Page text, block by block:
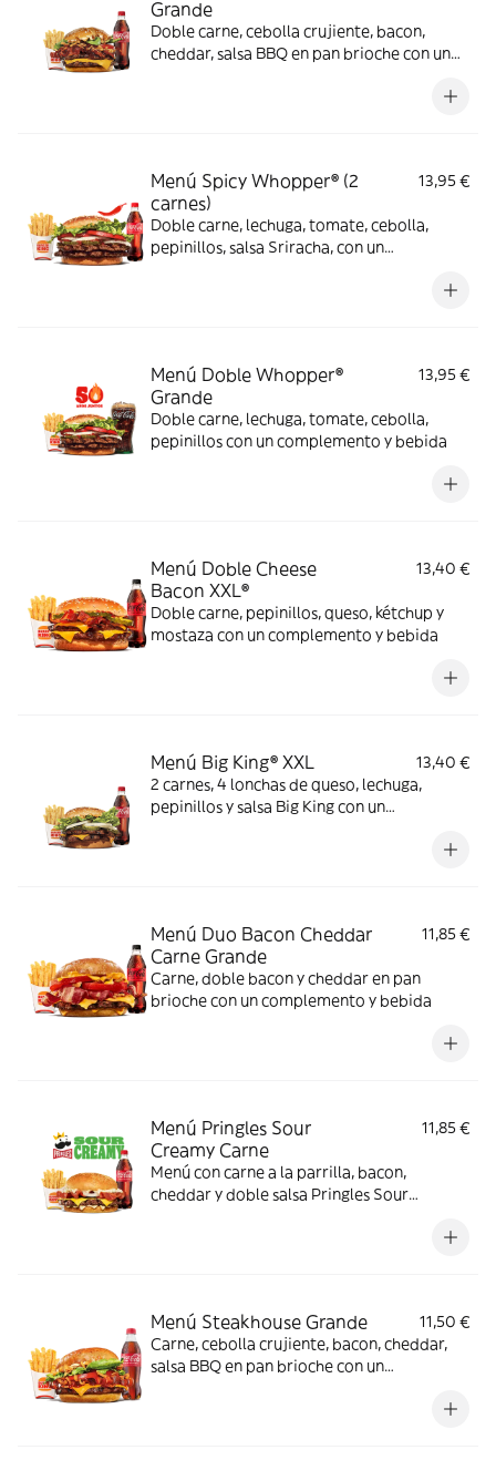
Grande
Doble carne, cebolla crujiente, bacon,
cheddar, salsa BBQ en pan brioche con un
Menú Spicy Whopper® (2
carnes)
13,95 €
Doble carne, lechuga, tomate, cebolla,
pepinillos, salsa Sriracha, con un
Menú Doble Whopper®
Grande
13,95 €
Doble carne, lechuga, tomate, cebolla,
pepinillos con un complemento y bebida
Menú Doble Cheese
Bacon XXL®
13,40 €
Doble carne, pepinillos, queso, kétchup y
mostaza con un complemento y bebida
Menú Big King® XXL
13,40 €
2 carnes, 4 lonchas de queso, lechuga,
pepinillos y salsa Big King con un
Menú Duo Bacon Cheddar
Carne Grande
11,85 €
Carne, doble bacon y cheddar en pan
brioche con un complemento y bebida
Menú Pringles Sour
Creamy Carne
11,85 €
Menú con carne a la parrilla, bacon,
cheddar y doble salsa Pringles Sour
Menú Steakhouse Grande
11,50 €
Carne, cebolla crujiente, bacon, cheddar,
salsa BBQ en pan brioche con un